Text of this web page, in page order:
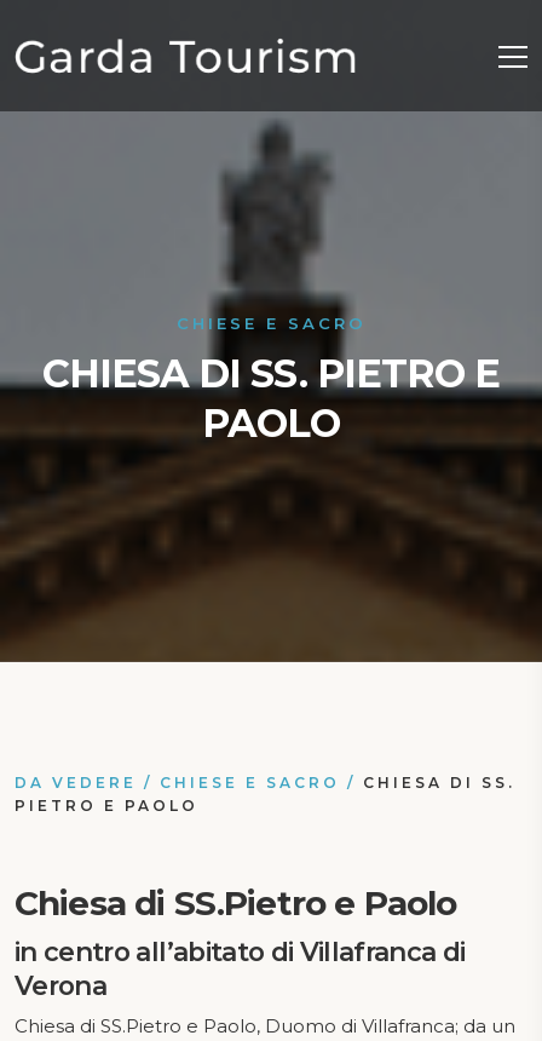
CHIESE E SACRO
CHIESA DI SS. PIETRO E
PAOLO
DA VEDERE / CHIESE E SACRO / CHIESA DI SS.
PIETRO E PAOLO
Chiesa di SS.Pietro e Paolo
in centro all’abitato di Villafranca di
Verona
Chiesa di SS.Pietro e Paolo, Duomo di Villafranca; da un